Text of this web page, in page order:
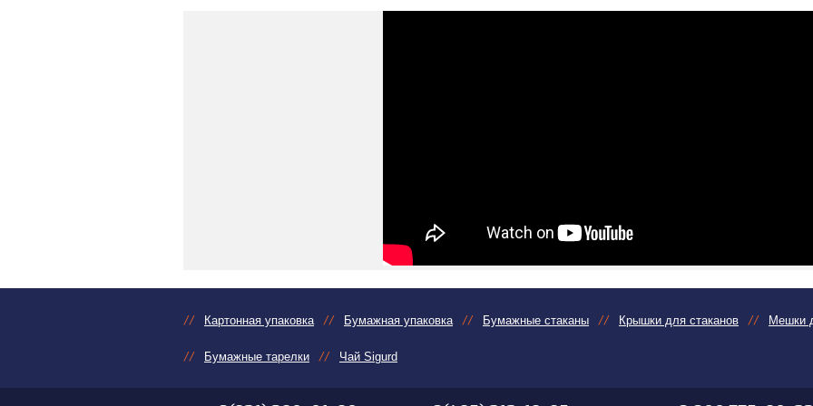
Картонная упаковка Бумажная упаковка Бумажные стаканы Крышки для стаканов Мешки
Бумажные тарелки Чай Sigurd